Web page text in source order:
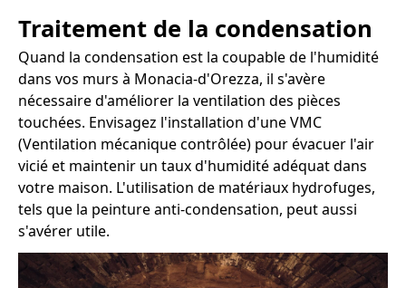
Traitement de la condensation
Quand la condensation est la coupable de l'humidité
dans vos murs à Monacia-d'Orezza, il s'avère
nécessaire d'améliorer la ventilation des pièces
touchées. Envisagez l'installation d'une VMC
(Ventilation mécanique contrôlée) pour évacuer l'air
vicié et maintenir un taux d'humidité adéquat dans
votre maison. L'utilisation de matériaux hydrofuges,
tels que la peinture anti-condensation, peut aussi
s'avérer utile.